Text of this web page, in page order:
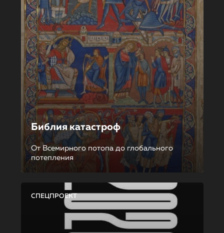
Библия катастроф
От Всемирного потопа до глобального
потепления
СПЕЦПРОЕКТ